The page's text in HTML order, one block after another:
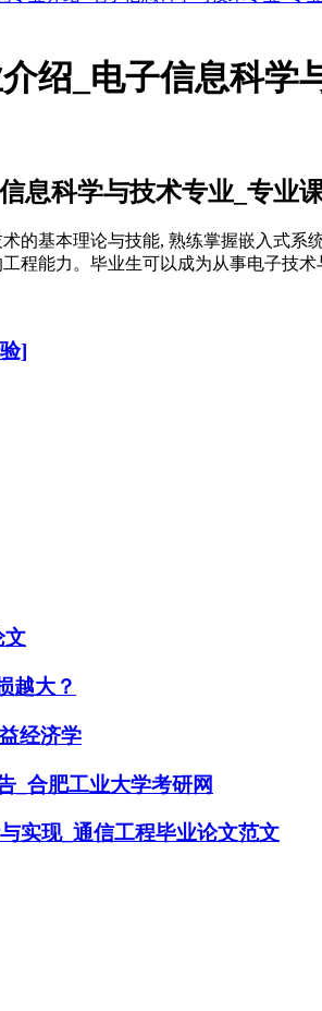
绍_电子信息科学
息科学与技术专业_专业
的基本理论与技能, 熟练掌握嵌入式
程能力。毕业生可以成为从事电子技
]
文
越大？
经济学
_合肥工业大学考研网
实现_通信工程毕业论文范文